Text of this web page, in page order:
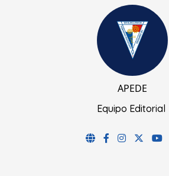
APEDE
Equipo Editorial